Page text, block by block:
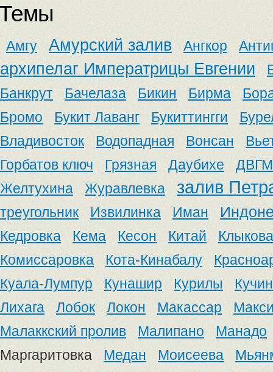
Амгу Амурский залив Ангкор
архипелаг Императрицы Евгении
Банкрут
Бачелаза Бикин Бирма
Бромо
Букит Лаванг Букиттингги
Владивосток
Водопадная Вонсан
Горбатов ключ
Грязная Даубихе
Желтухина
Журавлевка залив
треугольник Извилинка Иман
Кедровка Кема Кесон Китай
Клыкова
Комиссаровка
Кота-Кинабалу
Куала-Лумпур
Кунашир Курилы
Лихага
Лобок Локон Макассар
Малаккский пролив
Малипано
Манадо
Маргаритовка
Медан Моисеева